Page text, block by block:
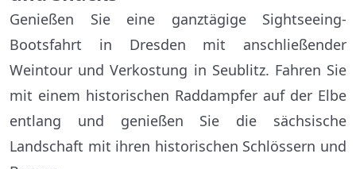
Genießen Sie eine ganztägige Sightseeing-
Bootsfahrt in Dresden mit anschließender
Weintour und Verkostung in Seublitz. Fahren Sie
mit einem historischen Raddampfer auf der Elbe
entlang und genießen Sie die sächsische
Landschaft mit ihren historischen Schlössern und